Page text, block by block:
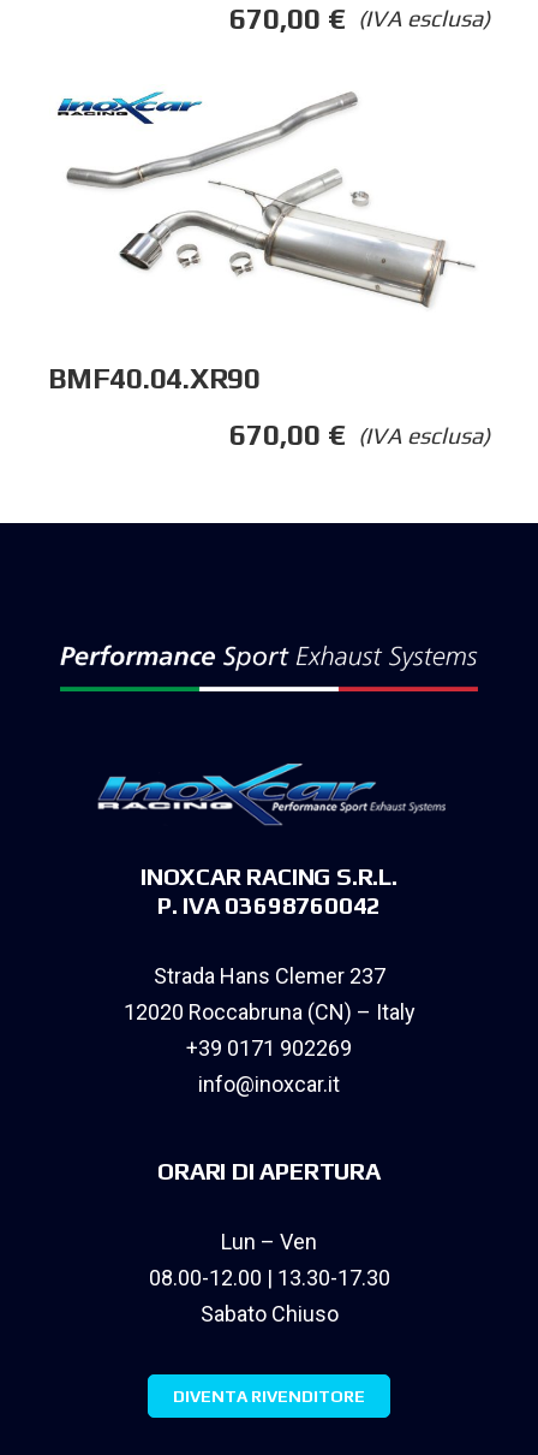
(IVA esclusa)
670,00 €
BMF40.04.XR90
(IVA esclusa)
670,00 €
INOXCAR RACING S.R.L.
P. IVA 03698760042
Strada Hans Clemer 237
12020 Roccabruna (CN) – Italy
+39 0171 902269
info@inoxcar.it
ORARI DI APERTURA
Lun – Ven
08.00-12.00 | 13.30-17.30
Sabato Chiuso
DIVENTA RIVENDITORE